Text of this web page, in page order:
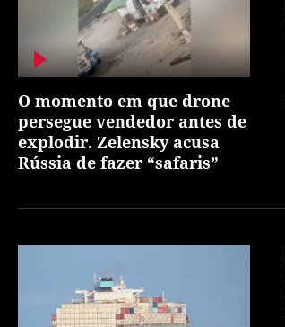
O momento em que drone
persegue vendedor antes de
explodir. Zelensky acusa
Rússia de fazer “safaris”